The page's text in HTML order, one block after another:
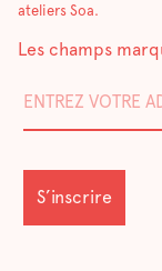
ateliers Soa.
Les champs